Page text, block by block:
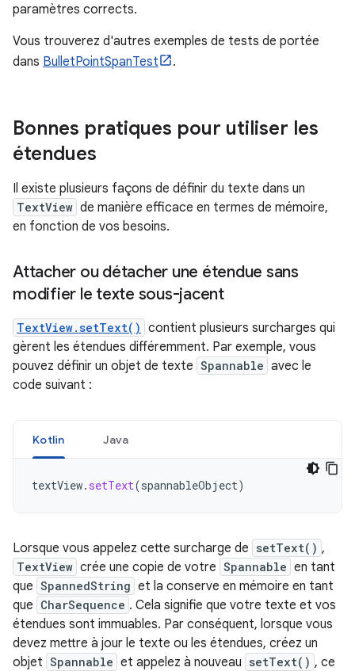
paramètres corrects.
Vous trouverez d'autres exemples de tests de portée
dans BulletPointSpanTest .
Bonnes pratiques pour utiliser les
étendues
Il existe plusieurs façons de définir du texte dans un
TextView de manière efficace en termes de mémoire,
en fonction de vos besoins.
Attacher ou détacher une étendue sans
modifier le texte sous-jacent
TextView.setText() contient plusieurs surcharges qui
gèrent les étendues différemment. Par exemple, vous
pouvez définir un objet de texte Spannable avec le
code suivant :
Kotlin Java
textView. setText(spannableObject)
Lorsque vous appelez cette surcharge de setText() ,
TextView crée une copie de votre Spannable en tant
que SpannedString et la conserve en mémoire en tant
que CharSequence . Cela signifie que votre texte et vos
étendues sont immuables. Par conséquent, lorsque vous
devez mettre à jour le texte ou les étendues, créez un
objet Spannable et appelez à nouveau setText() , ce